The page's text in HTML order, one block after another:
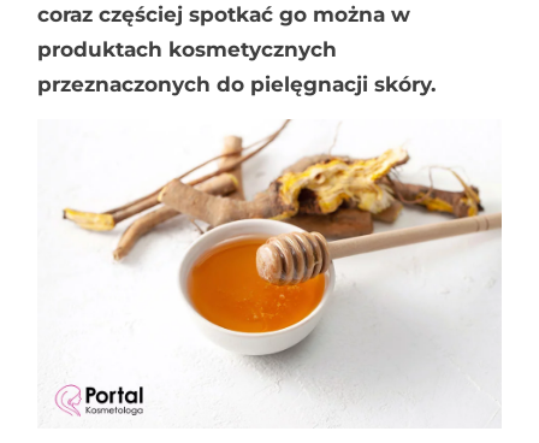
coraz częściej spotkać go można w
produktach kosmetycznych
przeznaczonych do pielęgnacji skóry.